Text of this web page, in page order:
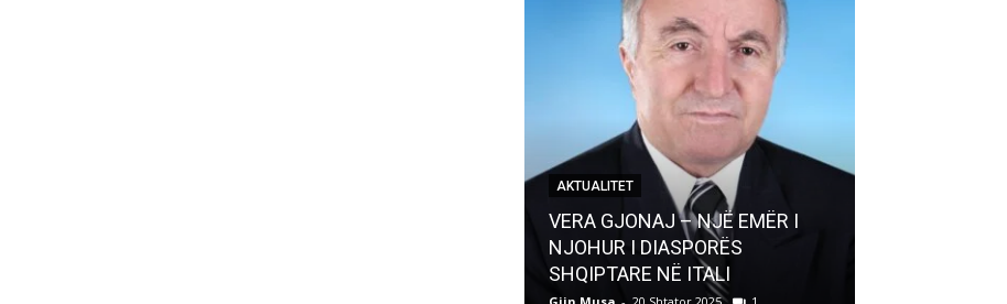
AKTUALITET
VERA GJONAJ – NJË EMËR I
NJOHUR I DIASPORËS
SHQIPTARE NË ITALI